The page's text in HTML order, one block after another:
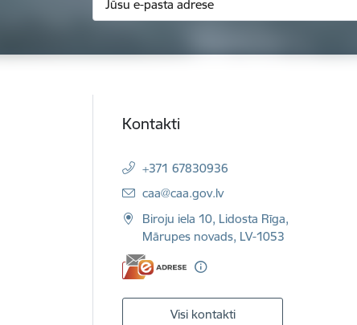
Kontakti
+371 67830936
E-pasts:
caa@caa.gov.lv
Biroju iela 10, Lidosta Rīga,
Mārupes novads, LV-1053
Visi kontakti